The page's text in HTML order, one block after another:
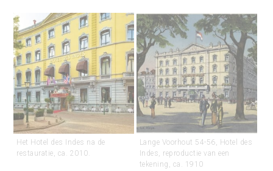
Het Hotel des Indes na de
restauratie, ca. 2010.
Lange Voorhout 54-56, Hotel des
Indes, reproductie van een
tekening, ca. 1910